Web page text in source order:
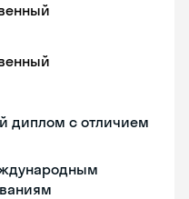
диплом с отличием